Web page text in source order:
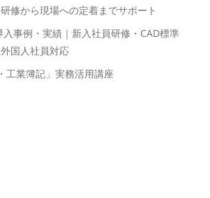
修から現場への定着までサポート
入事例・実績｜新入社員研修・CAD標準
国人社員対応
工業簿記」実務活用講座